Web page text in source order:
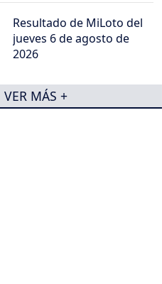
Resultado de MiLoto del
jueves 6 de agosto de
2026
VER MÁS +